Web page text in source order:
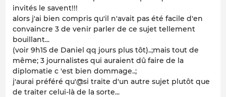
invités le savent!!!
alors j'ai bien compris qu'il n'avait pas été facile d'en
convaincre 3 de venir parler de ce sujet tellement
bouillant...
(voir 9h15 de Daniel qq jours plus tôt)..;mais tout de
même; 3 journalistes qui auraient dû faire de la
diplomatie c 'est bien dommage..;
j'aurai préféré qu'@si traite d'un autre sujet plutôt que
de traiter celui-là de la sorte...